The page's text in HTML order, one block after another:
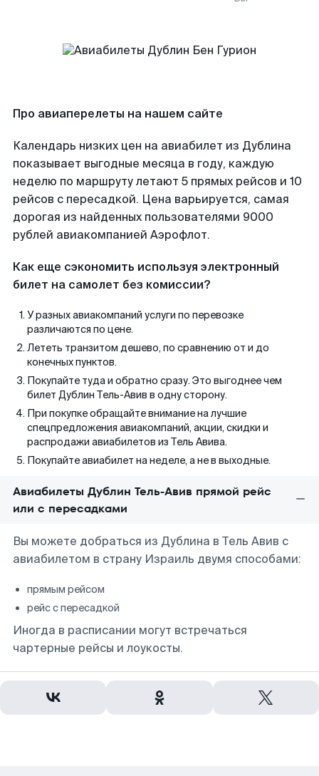
Про авиаперелеты на нашем сайте
Календарь низких цен на авиабилет из Дублина
показывает выгодные месяца в году, каждую
неделю по маршруту летают 5 прямых рейсов и 10
рейсов с пересадкой. Цена варьируется, самая
дорогая из найденных пользователями 9000
рублей авиакомпанией Аэрофлот.
Как еще сэкономить используя электронный
билет на самолет без комиссии?
У разных авиакомпаний услуги по перевозке
различаются по цене.
Лететь транзитом дешево, по сравнению от и до
конечных пунктов.
Покупайте туда и обратно сразу. Это выгоднее чем
билет Дублин Тель-Авив в одну сторону.
При покупке обращайте внимание на лучшие
спецпредложения авиакомпаний, акции, скидки и
распродажи авиабилетов из Тель Авива.
Покупайте авиабилет на неделе, а не в выходные.
Авиабилеты Дублин Тель-Авив прямой рейс
или с пересадками
Вы можете добраться из Дублина в Тель Авив с
авиабилетом в страну Израиль двумя способами:
прямым рейсом
рейс с пересадкой
Иногда в расписании могут встречаться
чартерные рейсы и лоукосты.